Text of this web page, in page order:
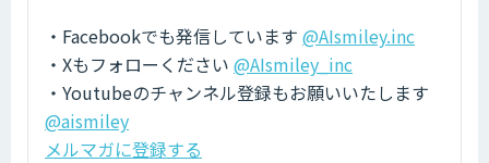
・Facebookでも発信しています @AIsmiley.inc
・Xもフォローください @AIsmiley_inc
・Youtubeのチャンネル登録もお願いいたします
@aismiley
メルマガに登録する